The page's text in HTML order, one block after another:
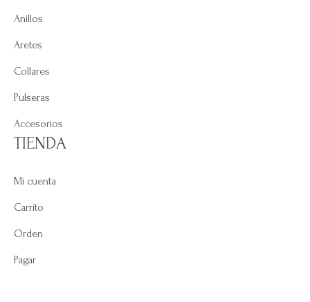
Anillos
Aretes
Collares
Pulseras
Accesorios
TIENDA
Mi cuenta
Carrito
Orden
Pagar